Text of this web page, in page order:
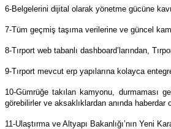
6-Belgelerini dijital olarak yönetme gücüne
7-Tüm geçmiş taşıma verilerine ve güncel
8-Tırport web tabanlı dashboard’larından,
9-Tırport mevcut erp yapılarına kolayca
10-Gümrüğe takılan kamyonu, durmaması
görebilirler ve aksaklıklardan anında haberdar
11-Ulaştırma ve Altyapı Bakanlığı’nın Yeni